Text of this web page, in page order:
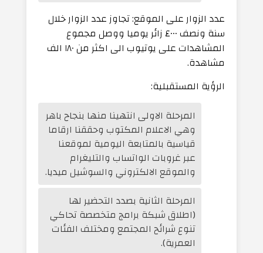
عدد الزوار على الموقع: تجاوز عدد الزوار خلال
سنة ونصف ٤٠٠٠ زائر يوميا ووصل مجموع
المشاهدات على يوتيوب الى اكثر من ١٨٠ الف
مشاهدة.
الرؤية المستقبلية:
المرحلة الاولى انتهينا منها بنجاح باهر
وهي الاعلام المكتوب وحققنا ارقاما
قياسية بالمتابعة اليومية لموقعنا
عبر غروبات الواتساب والتليغرام
والموقع الالكتروني والسوشيل ميديا.
المرحلة الثانية بصدد التحضير لها
(اطلاق شبكة برامج متخصصة تحاكي
تنوع شرائح المجتمع ومختلف الفئات
العمرية).